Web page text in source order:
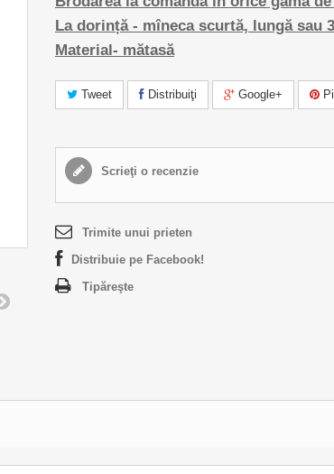
La dorință - mîneca scurtă, lungă sau
Material- mătasă
Tweet Distribuiţi Google+
Scrieţi o recenzie
Trimite unui prieten
Distribuie pe Facebook!
Tipăreşte